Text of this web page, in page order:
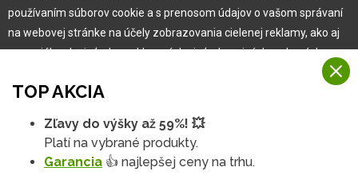
Garancia najlepšej ceny
Užívateľský manuál
Reklamácia
TOP AKCIA
Zľavy do výšky až 59%! 💥
Platí na vybrané produkty.
Garancia 👍 najlepšej ceny na trhu.
používaním súborov cookie a s prenosom údajov o vašom správaní
na webovej stránke na účely zobrazovania cielenej reklamy, ako aj
na sociálnych sieťach a reklamných sieťach na iných webových
Viac informácií
Na našich webových stránkach používame niekoľko kategórií
Rozumiem